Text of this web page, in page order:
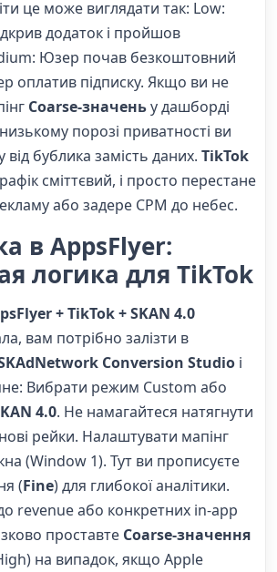
це може виглядати так: Low:
додаток і пройшов
Юзер почав безкоштовний
оплатив підписку. Якщо ви не
Coarse-значеньу дашборді
порозі приватності ви
від бублика замість даних. TikTok
сміттєвий, і просто перестане
або задере CPM до небес.
в AppsFlyer:
логика для TikTok
+ TikTok + SKAN 4.0
вам потрібно залізти в
Conversion Studio і
Вибрати режим Custom або
4.0. Не намагайтеся натягнути
рейки. Налаштувати мапінг
(Window 1). Тут ви прописуєте
(Fine) для глибокої аналітики.
revenue або конкретних in-app
проставте Coarse-значення
на випадок, якщо Apple